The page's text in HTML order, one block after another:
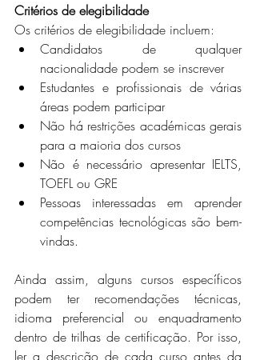
Critérios de elegibilidade
Os critérios de elegibilidade incluem:
Candidatos de qualquer
nacionalidade podem se inscrever
Estudantes e profissionais de várias
áreas podem participar
Não há restrições académicas gerais
para a maioria dos cursos
Não é necessário apresentar IELTS,
TOEFL ou GRE
Pessoas interessadas em aprender
competências tecnológicas são bem-
vindas.
Ainda assim, alguns cursos específicos
podem ter recomendações técnicas,
idioma preferencial ou enquadramento
dentro de trilhas de certificação. Por isso,
ler a descrição de cada curso antes da